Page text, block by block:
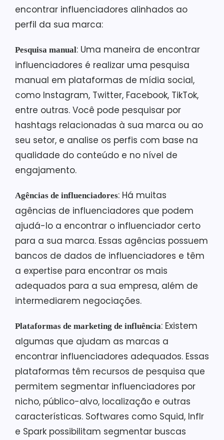
encontrar influenciadores alinhados ao
perfil da sua marca:
Pesquisa manual: Uma maneira de encontrar
influenciadores é realizar uma pesquisa
manual em plataformas de mídia social,
como Instagram, Twitter, Facebook, TikTok,
entre outras. Você pode pesquisar por
hashtags relacionadas à sua marca ou ao
seu setor, e analise os perfis com base na
qualidade do conteúdo e no nível de
engajamento.
Agências de influenciadores: Há muitas
agências de influenciadores que podem
ajudá-lo a encontrar o influenciador certo
para a sua marca. Essas agências possuem
bancos de dados de influenciadores e têm
a expertise para encontrar os mais
adequados para a sua empresa, além de
intermediarem negociações.
Plataformas de marketing de influência: Existem
algumas que ajudam as marcas a
encontrar influenciadores adequados. Essas
plataformas têm recursos de pesquisa que
permitem segmentar influenciadores por
nicho, público-alvo, localização e outras
características. Softwares como Squid, Inflr
e Spark possibilitam segmentar buscas